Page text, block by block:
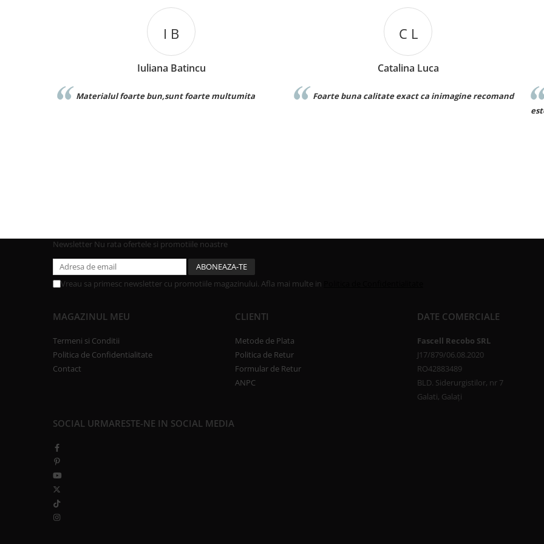
C L
Catalina Luca
Foarte buna calitate exact ca inimagine recomand
D D
Denisa Dumitru
Foarte frumos! Este exact ca in poza si materialul
Newsletter Nu rata ofertele si promotiile noastre
Vreau sa primesc newsletter cu promotiile magazinului. Afla mai multe in
MAGAZINUL MEU
Termeni si Conditii
Politica de Confidentialitate
Contact
CLIENTI
Metode de Plata
Politica de Retur
Formular de Retur
ANPC
DATE COMERCIALE
Fascell Recobo SRL
J17/879/06.08.2020
RO42883489
BLD. Siderurgistilor, nr 7
Galati, Galați
SOCIAL URMARESTE-NE IN SOCIAL MEDIA